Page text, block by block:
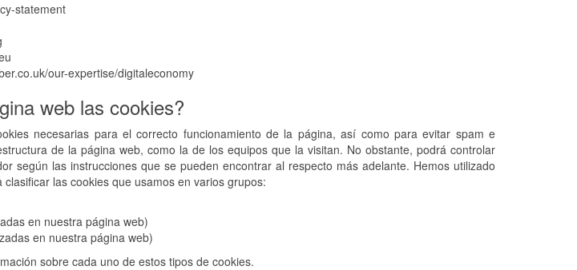
statement
our-expertise/digitaleconomy
web las cookies?
necesarias para el correcto funcionamiento de la página, así como para evitar spam e
de la página web, como la de los equipos que la visitan. No obstante, podrá controlar
según las instrucciones que se pueden encontrar al respecto más adelante. Hemos utilizado
las cookies que usamos en varios grupos:
en nuestra página web)
en nuestra página web)
sobre cada uno de estos tipos de cookies.